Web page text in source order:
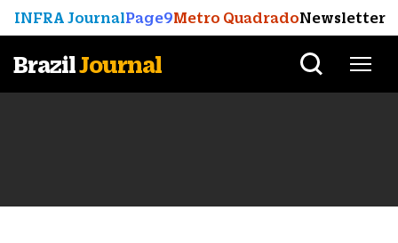
INFRA JournalPage9Metro QuadradoNewsletter
BrazilJournal